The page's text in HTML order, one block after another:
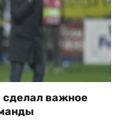
сделал важное